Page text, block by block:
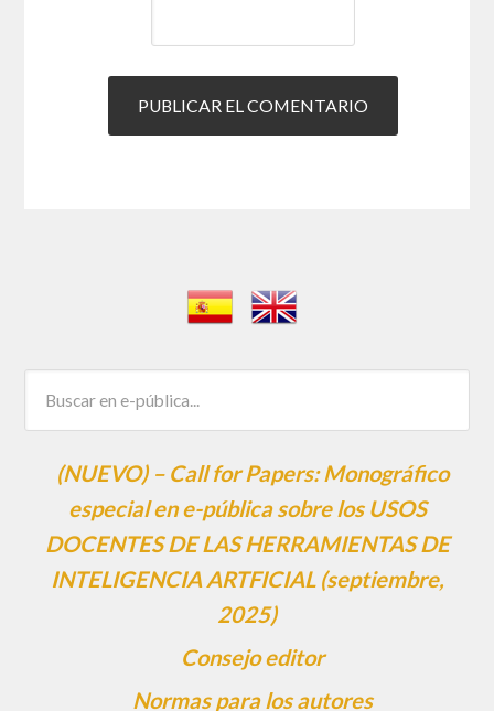
(NUEVO) – Call for Papers: Monográfico
especial en e-pública sobre los USOS
DOCENTES DE LAS HERRAMIENTAS DE
INTELIGENCIA ARTFICIAL (septiembre,
2025)
Consejo editor
Normas para los autores